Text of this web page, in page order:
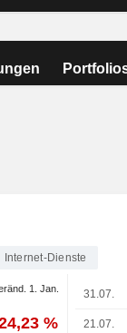
Internet-Dienste
1. Jan.
%
31.07.
21.07.